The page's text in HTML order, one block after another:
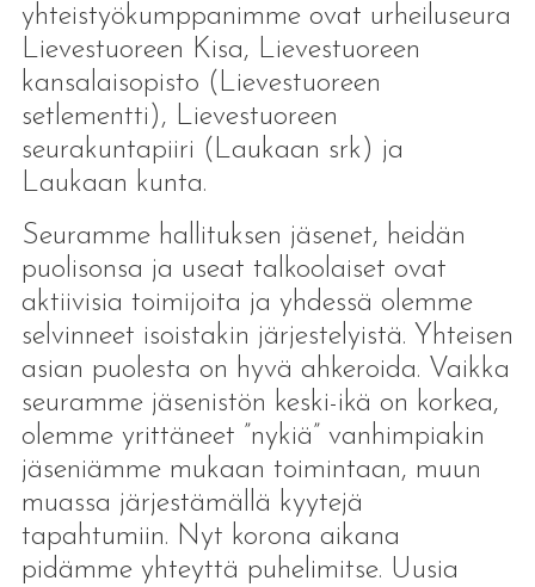
yhteistyökumppanimme ovat urheiluseura
Lievestuoreen Kisa, Lievestuoreen
kansalaisopisto (Lievestuoreen
setlementti), Lievestuoreen
seurakuntapiiri (Laukaan srk) ja
Laukaan kunta.
Seuramme hallituksen jäsenet, heidän
puolisonsa ja useat talkoolaiset ovat
aktiivisia toimijoita ja yhdessä olemme
selvinneet isoistakin järjestelyistä. Yhteisen
asian puolesta on hyvä ahkeroida. Vaikka
seuramme jäsenistön keski-ikä on korkea,
olemme yrittäneet ”nykiä” vanhimpiakin
jäseniämme mukaan toimintaan, muun
muassa järjestämällä kyytejä
tapahtumiin. Nyt korona aikana
pidämme yhteyttä puhelimitse. Uusia